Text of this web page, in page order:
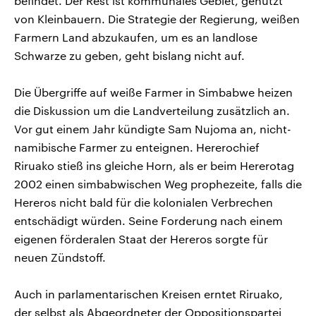
von Kleinbauern. Die Strategie der Regierung, weißen
Farmern Land abzukaufen, um es an landlose
Schwarze zu geben, geht bislang nicht auf.
Die Übergriffe auf weiße Farmer in Simbabwe heizen
die Diskussion um die Landverteilung zusätzlich an.
Vor gut einem Jahr kündigte Sam Nujoma an, nicht-
namibische Farmer zu enteignen. Hererochief
Riruako stieß ins gleiche Horn, als er beim Hererotag
2002 einen simbabwischen Weg prophezeite, falls die
Hereros nicht bald für die kolonialen Verbrechen
entschädigt würden. Seine Forderung nach einem
eigenen förderalen Staat der Hereros sorgte für
neuen Zündstoff.
Auch in parlamentarischen Kreisen erntet Riruako,
der selbst als Abgeordneter der Oppositionspartei